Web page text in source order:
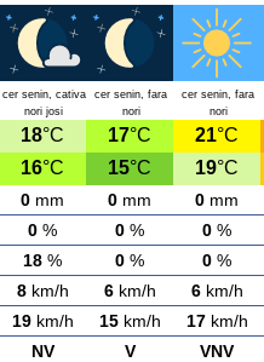
cer senin, cativa
nori josi
cer senin, fara
nori
cer senin, fara
nori
18°C 17°C 21°C
16°C 15°C 19°C
0 mm 0 mm 0 mm
0 % 0 % 0 %
18 % 0 % 0 %
8km/h 6km/h 6km/h
19km/h 15km/h 17km/h
NV V VNV